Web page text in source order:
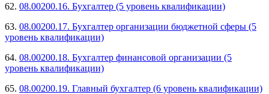
62. 08.00200.16. Бухгалтер (5 уровень квалификации)
63. 08.00200.17. Бухгалтер организации бюджетной сферы (5
уровень квалификации)
64. 08.00200.18. Бухгалтер финансовой организации (5
уровень квалификации)
65. 08.00200.19. Главный бухгалтер (6 уровень квалификации)